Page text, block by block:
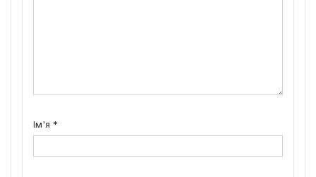
Ім'я *